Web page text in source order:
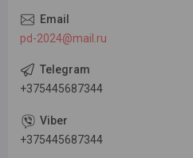
pd-2024@mail.ru
+375445687344
+375445687344